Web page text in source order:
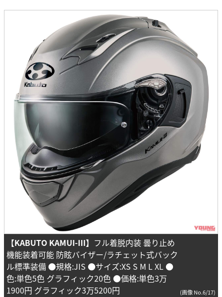
【KABUTO KAMUI-Ⅲ】 フル着脱内装 曇り止め
機能装着可能 防眩バイザー/ラチェット式バック
ル標準装備 ●規格:JIS ●サイズ:XS S M L XL ●
色:単色5色 グラフィック20色 ●価格:単色3万
1900円 グラフィック3万5200円
(画像 No.6/17)